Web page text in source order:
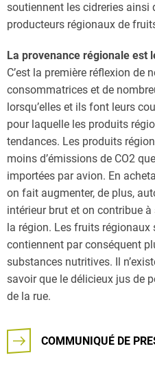
soutiennent les cidreries ainsi
producteurs régionaux de
La provenance régionale est
C’est la première réflexion de
consommatrices et de
lorsqu’elles et ils font leurs
pour laquelle les produits
tendances. Les produits
moins d’émissions de CO2
importées par avion. En
on fait augmenter, de plus,
intérieur brut et on contribue
la région. Les fruits
contiennent par conséquent
substances nutritives. Il
savoir que le délicieux jus de
de la rue.
COMMUNIQUÉ DE